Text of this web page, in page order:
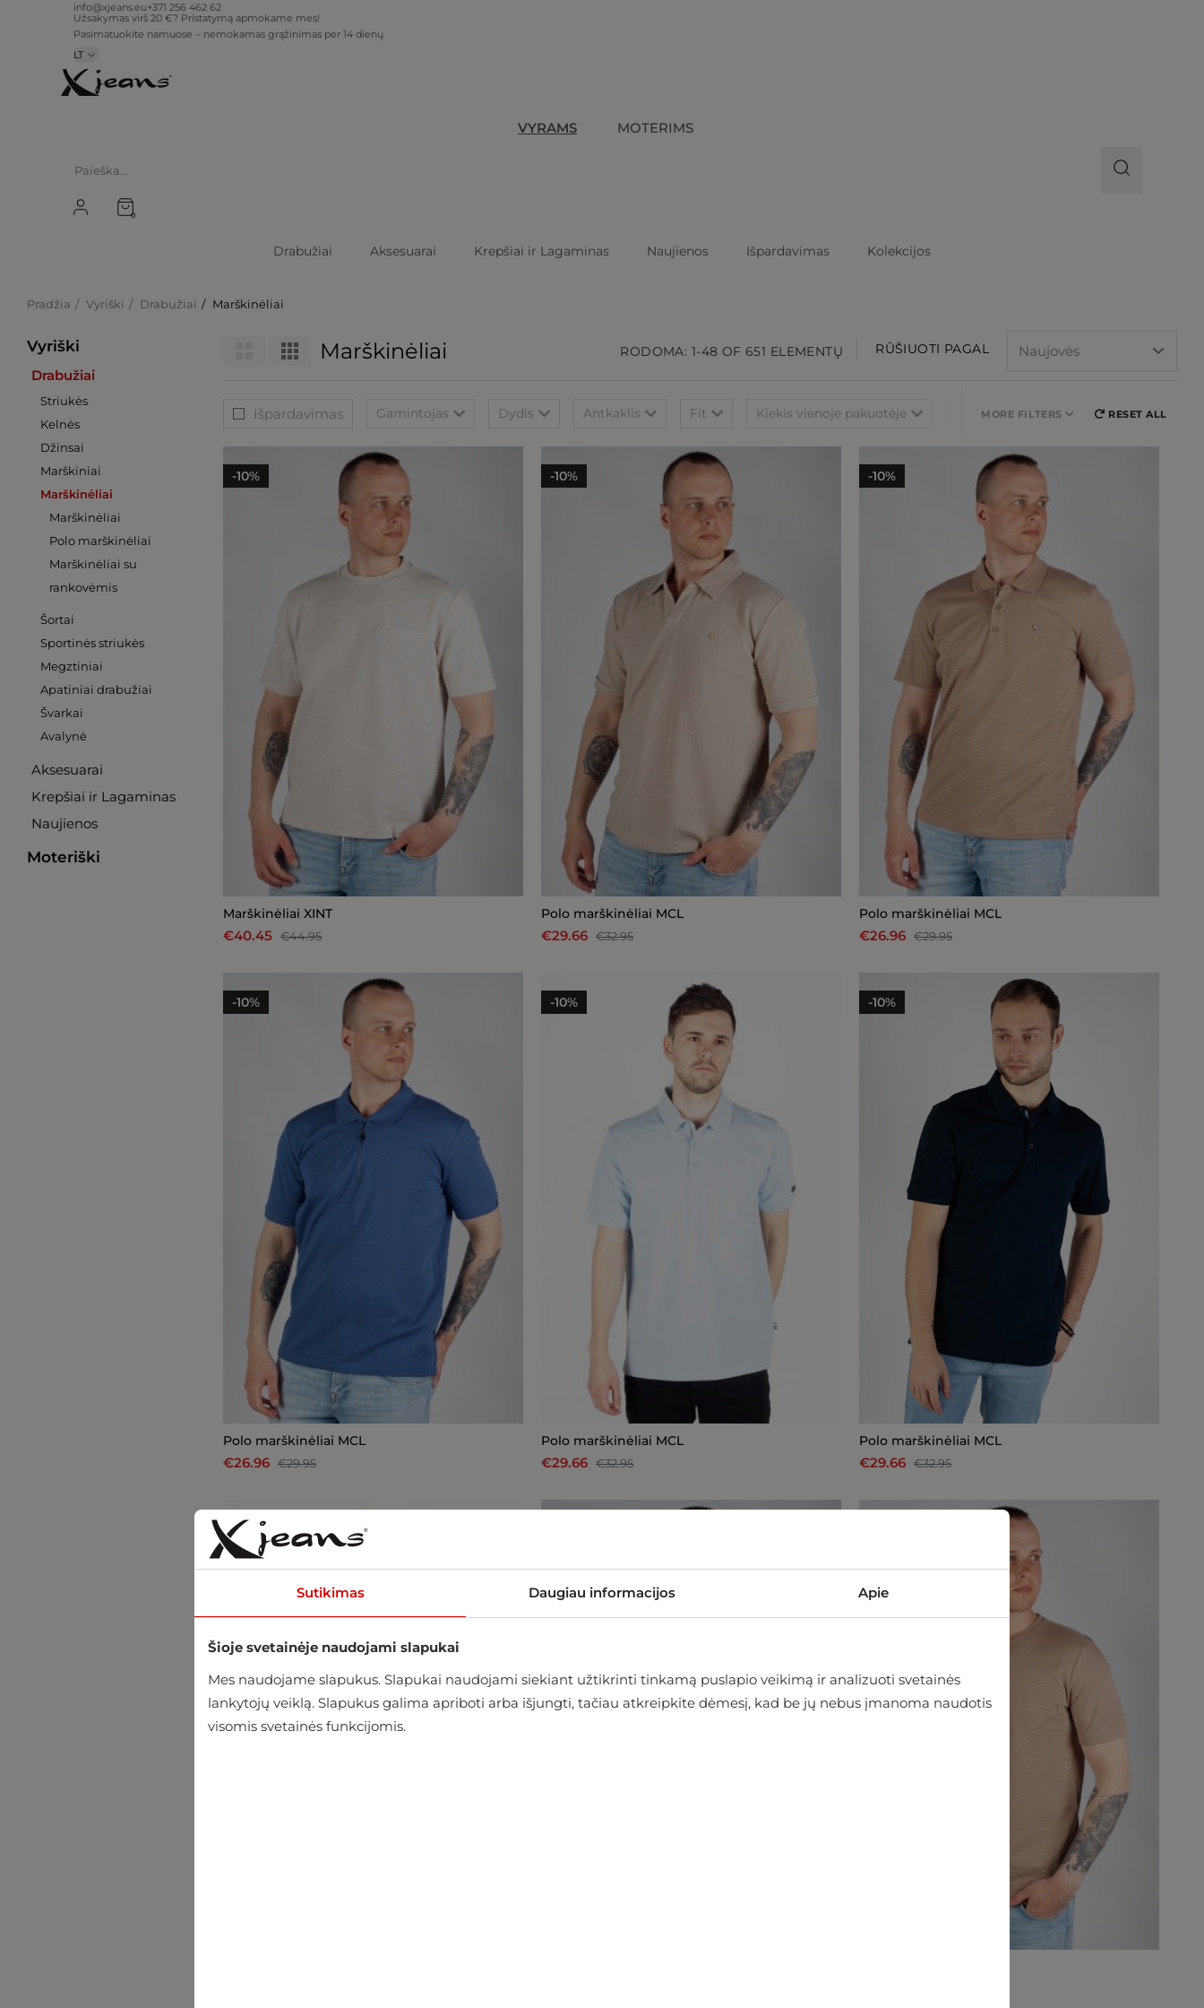
info@xjeans.eu+371 256 462 62
Užsakymas virš 20 €? Pristatymą apmokame mes!
Pasimatuokite namuose – nemokamas grąžinimas per 14 dienų
LT
VYRAMS MOTERIMS
0
Drabužiai Aksesuarai Krepšiai ir Lagaminas Naujienos Išpardavimas Kolekcijos
Pradžia Vyriški Drabužiai Marškinėliai
Vyriški
Drabužiai
Striukės
Kelnės
Džinsai
Marškiniai
Marškinėliai
Marškinėliai
Polo marškinėliai
Marškinėliai su
rankovėmis
Šortai
Sportinės striukės
Megztiniai
Apatiniai drabužiai
Švarkai
Avalynė
Aksesuarai
Krepšiai ir Lagaminas
Naujienos
Moteriški
Marškinėliai RODOMA: 1-48 OF 651 ELEMENTŲ RŪŠIUOTI PAGAL
Išpardavimas Gamintojas Dydis Antkaklis Fit Kiekis vienoje pakuotėje Marginys Rankovių ilgis
MORE FILTERS RESET ALL
-10%
Marškinėliai XINT
€40.45 €44.95
-10%
Polo marškinėliai MCL
€29.66 €32.95
-10%
Polo marškinėliai MCL
€26.96 €29.95
-10%
Polo marškinėliai MCL
€26.96 €29.95
-10%
Polo marškinėliai MCL
€29.66 €32.95
-10%
Polo marškinėliai MCL
€29.66 €32.95
-21%
Sutikimas Daugiau informacijos Apie
Šioje svetainėje naudojami slapukai
Mes naudojame slapukus. Slapukai naudojami siekiant užtikrinti tinkamą puslapio veikimą ir analizuoti svetainės
lankytojų veiklą. Slapukus galima apriboti arba išjungti, tačiau atkreipkite dėmesį, kad be jų nebus įmanoma naudotis
visomis svetainės funkcijomis.